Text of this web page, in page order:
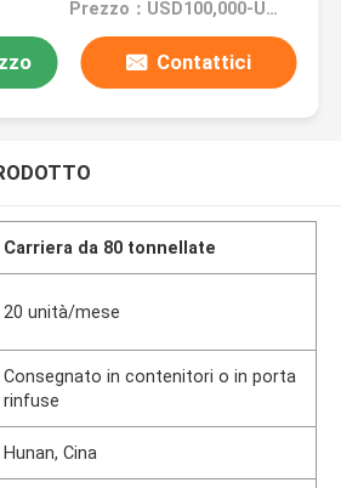
Prezzo：USD100,000-USD400,000/Unit
Contattici
Carriera da 80 tonnellate
20 unità/mese
Consegnato in contenitori o in porta
rinfuse
Hunan, Cina